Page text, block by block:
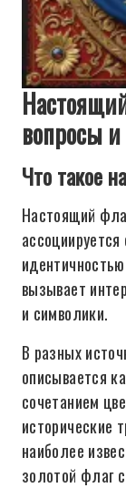
вопросы
Что такое
Настоящий
вызывает
и символики.
В разных
описывается
сочетанием
исторические
наиболее
золотой флаг